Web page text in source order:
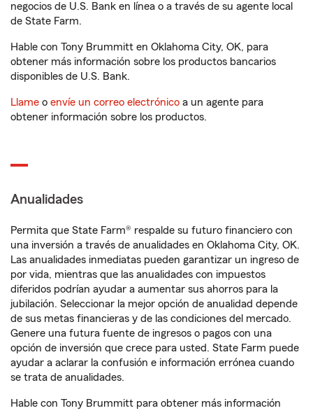
negocios de U.S. Bank en línea o a través de su agente local
de State Farm.
Hable con Tony Brummitt en Oklahoma City, OK, para
obtener más información sobre los productos bancarios
disponibles de U.S. Bank.
Llame o envíe un correo electrónico a un agente para
obtener información sobre los productos.
Anualidades
Permita que State Farm® respalde su futuro financiero con
una inversión a través de anualidades en Oklahoma City, OK.
Las anualidades inmediatas pueden garantizar un ingreso de
por vida, mientras que las anualidades con impuestos
diferidos podrían ayudar a aumentar sus ahorros para la
jubilación. Seleccionar la mejor opción de anualidad depende
de sus metas financieras y de las condiciones del mercado.
Genere una futura fuente de ingresos o pagos con una
opción de inversión que crece para usted. State Farm puede
ayudar a aclarar la confusión e información errónea cuando
se trata de anualidades.
Hable con Tony Brummitt para obtener más información